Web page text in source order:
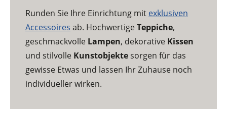
Runden Sie Ihre Einrichtung mit exklusiven
Accessoires ab. HochwertigeTeppiche,
geschmackvolle Lampen, dekorative Kissen
und stilvolle Kunstobjektesorgen für das
gewisse Etwas und lassen Ihr Zuhause noch
individueller wirken.